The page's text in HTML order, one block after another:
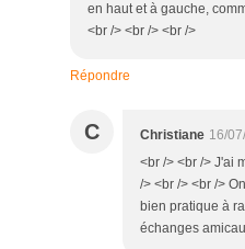
en haut et à gauche,
<br /> <br /> <br />
Répondre
C Christiane 16/
<br /> <br /> J'ai
/> <br /> <br />
bien pratique à
échanges